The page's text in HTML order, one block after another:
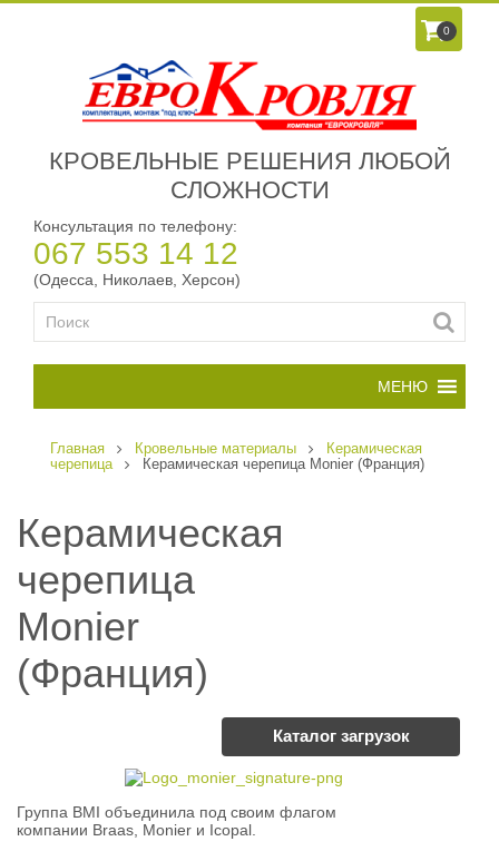
0
КРОВЕЛЬНЫЕ РЕШЕНИЯ ЛЮБОЙ
СЛОЖНОСТИ
Консультация по телефону:
067 553 14 12
(Одесса, Николаев, Херсон)
Главная Кровельные материалы
Керамическая
черепица
Керамическая черепица Monier (Франция)
Керамическая
черепица
Monier
(Франция)
Каталог загрузок
Группа BMI объединила под своим флагом
компании Braas, Monier и Icopal.